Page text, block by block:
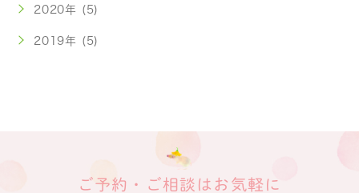
2020年 (5)
2019年 (5)
ご予約・ご相談はお気軽に